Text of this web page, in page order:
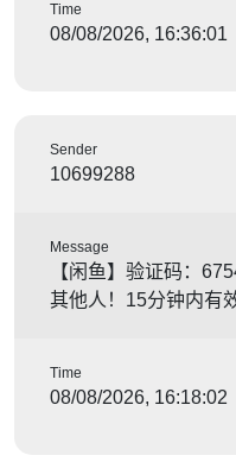
Time
08/08/2026, 16:36:01
Sender
10699288
Message
【闲鱼】验证码：
其他人！15分钟内有
Time
08/08/2026, 16:18:02